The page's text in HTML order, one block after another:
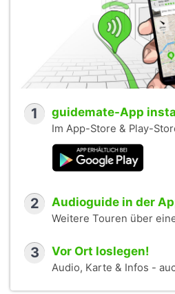
1 guidemate-App
Im App-Store & Play-
2 Audioguide in der
Weitere Touren über
3 Vor Ort loslegen!
Audio, Karte & Infos -